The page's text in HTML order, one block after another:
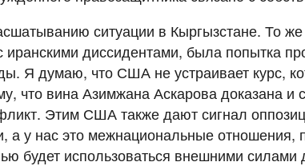
ситуации в Кыргызстане. То
иранскими диссидентами, была попытка
Я думаю, что США не устраивает курс,
что вина Азимжана Аскарова доказана
Этим США также дают сигнал
у нас это межнациональные отношения,
будет использоваться внешними